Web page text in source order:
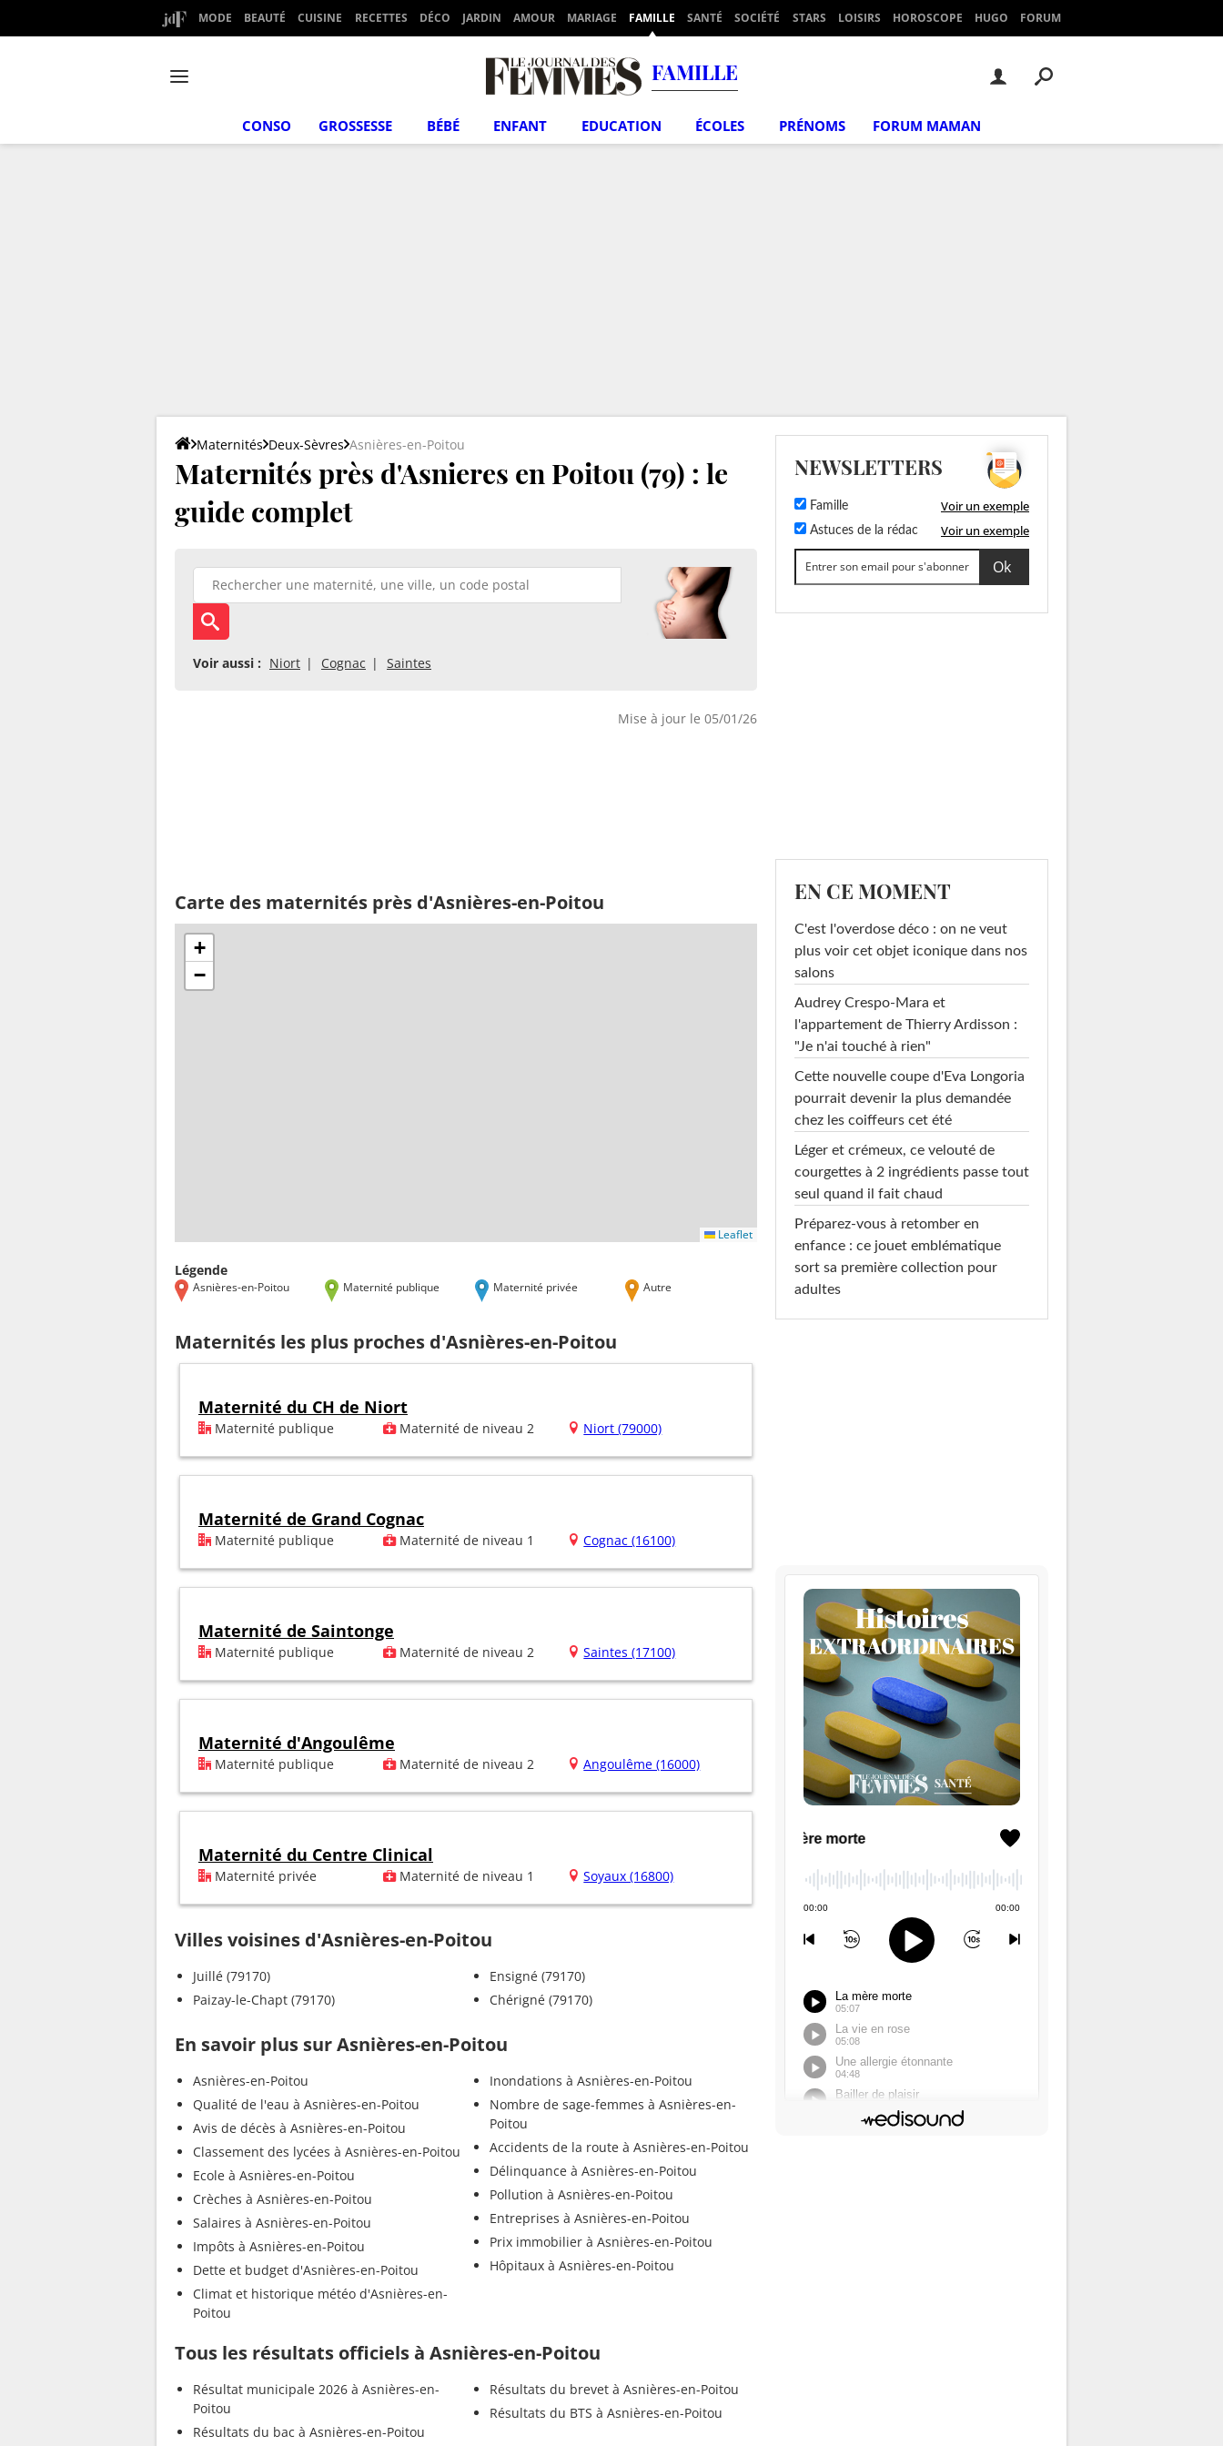
MODE BEAUTÉ CUISINE RECETTES DÉCO JARDIN AMOUR MARIAGE FAMILLE SANTÉ SOCIÉTÉ STARS LOISIRS HOROSCOPE HUGO FORUM
FAMILLE
CONSO GROSSESSE BÉBÉ ENFANT EDUCATION ÉCOLES PRÉNOMS FORUM MAMAN
Maternités Deux-Sèvres Asnières-en-Poitou
Maternités près d'Asnieres en Poitou (79) : le
guide complet
Voir aussi : Niort Cognac Saintes
Mise à jour le 05/01/26
Carte des maternités près d'Asnières-en-Poitou
+
−
Leaflet
Légende
Asnières-en-Poitou Maternité publique Maternité privée Autre
Maternités les plus proches d'Asnières-en-Poitou
Maternité du CH de Niort
Maternité publique Maternité de niveau 2 Niort (79000)
Maternité de Grand Cognac
Maternité publique Maternité de niveau 1 Cognac (16100)
Maternité de Saintonge
Maternité publique Maternité de niveau 2 Saintes (17100)
Maternité d'Angoulême
Maternité publique Maternité de niveau 2 Angoulême (16000)
Maternité du Centre Clinical
Maternité privée Maternité de niveau 1 Soyaux (16800)
Villes voisines d'Asnières-en-Poitou
Juillé (79170)
Paizay-le-Chapt (79170)
Ensigné (79170)
Chérigné (79170)
En savoir plus sur Asnières-en-Poitou
Asnières-en-Poitou
Qualité de l'eau à Asnières-en-Poitou
Avis de décès à Asnières-en-Poitou
Classement des lycées à Asnières-en-Poitou
Ecole à Asnières-en-Poitou
Crèches à Asnières-en-Poitou
Salaires à Asnières-en-Poitou
Impôts à Asnières-en-Poitou
Dette et budget d'Asnières-en-Poitou
Climat et historique météo d'Asnières-en-
Poitou
Inondations à Asnières-en-Poitou
Nombre de sage-femmes à Asnières-en-
Poitou
Accidents de la route à Asnières-en-Poitou
Délinquance à Asnières-en-Poitou
Pollution à Asnières-en-Poitou
Entreprises à Asnières-en-Poitou
Prix immobilier à Asnières-en-Poitou
Hôpitaux à Asnières-en-Poitou
Tous les résultats officiels à Asnières-en-Poitou
Résultat municipale 2026 à Asnières-en-
Poitou
Résultats du bac à Asnières-en-Poitou
Résultats du brevet à Asnières-en-Poitou
Résultats du BTS à Asnières-en-Poitou
NEWSLETTERS
Famille Voir un exemple
Astuces de la rédac Voir un exemple
EN CE MOMENT
C'est l'overdose déco : on ne veut
plus voir cet objet iconique dans nos
salons
Audrey Crespo-Mara et
l'appartement de Thierry Ardisson :
"Je n'ai touché à rien"
Cette nouvelle coupe d'Eva Longoria
pourrait devenir la plus demandée
chez les coiffeurs cet été
Léger et crémeux, ce velouté de
courgettes à 2 ingrédients passe tout
seul quand il fait chaud
Préparez-vous à retomber en
enfance : ce jouet emblématique
sort sa première collection pour
adultes